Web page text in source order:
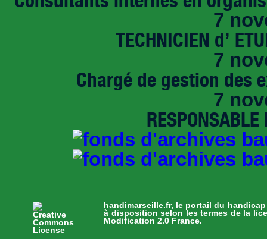
7
TECHNICIEN d’
7
Chargé de gestion des
7
handimarseille.fr, le portail du
à disposition selon les termes de la
Modification 2.0 France.